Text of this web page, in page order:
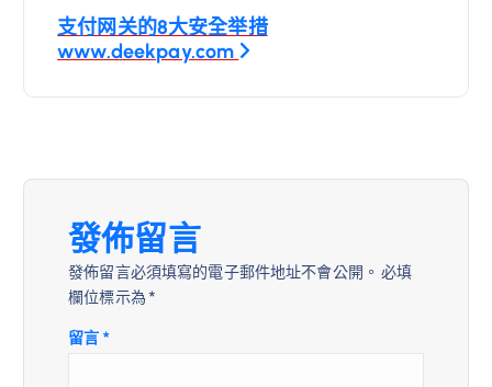
覽支付网关的8大安全举措
www.deekpay.com
發佈留言
發佈留言必須填寫的電子郵件地址不會公開。 必填
欄位標示為 *
留言 *